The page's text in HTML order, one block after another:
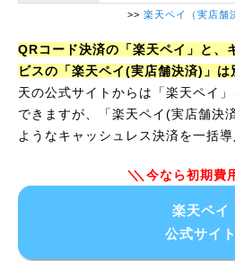
>> 楽天ペイ（実店舗
QRコード決済の「楽天ペイ」と、
ビスの「楽天ペイ(実店舗決済)」は
天の公式サイトからは「楽天ペイ
できますが、「楽天ペイ(実店舗決
ようなキャッシュレス決済を一括導
今なら初期費
楽天ペイ
公式サイト